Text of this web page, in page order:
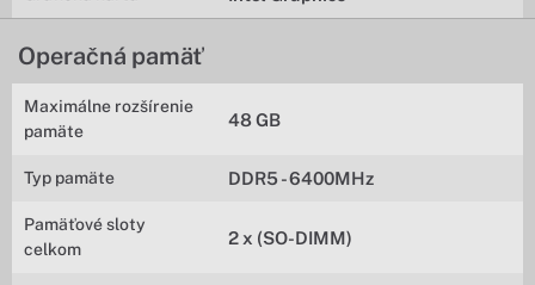
Operačná pamäť
Maximálne rozšírenie
pamäte
48 GB
Typ pamäte DDR5 - 6400MHz
Pamäťové sloty
celkom
2 x (SO-DIMM)